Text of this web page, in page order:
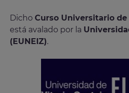
Dicho Curso Universitario
está avalado por la
(EUNEIZ).